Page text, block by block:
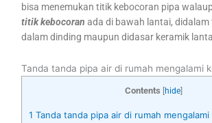
bisa menemukan titik kebocoran pipa
titik kebocoran ada di bawah lantai,
dalam dinding maupun didasar keramik
Tanda tanda pipa air di rumah mengalami
Contents [hide]
1 Tanda tanda pipa air di rumah